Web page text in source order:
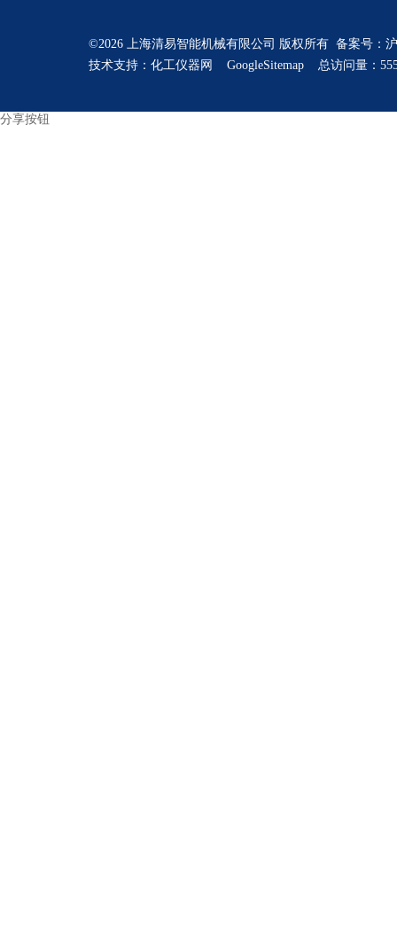
©2026 上海清易智能机械有限公司 版权所有 备案号：
技术支持： 化工仪器网 GoogleSitemap 总访问量：
分享按钮